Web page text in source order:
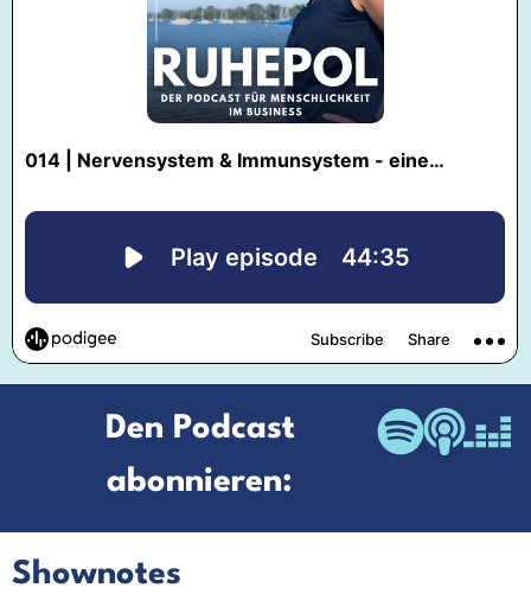
Den Podcast
abonnieren:
Shownotes